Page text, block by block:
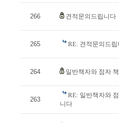
266 견적문의드립니다
265 RE: 견적문의드
264 일반책자와 점자
263
RE: 일반책자와
니다